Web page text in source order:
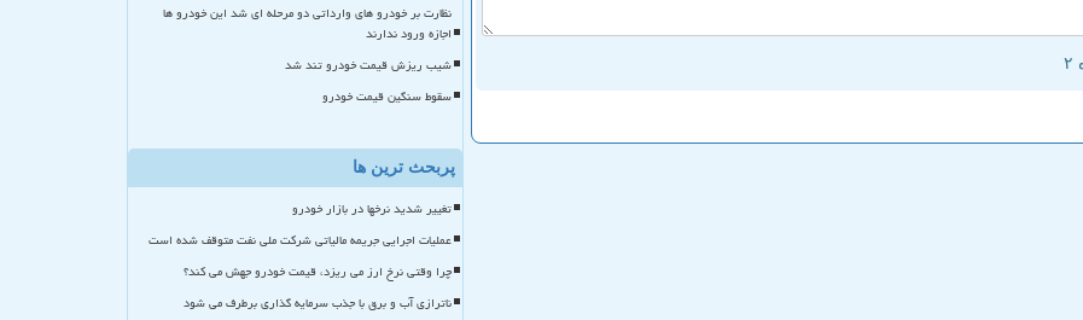
نظارت بر خودرو های وارداتی دو مرحله ای شد این خودرو ها
اجازه ورود ندارند
شیب ریزش قیمت خودرو تند شد
سقوط سنگین قیمت خودرو
پربحث ترین ها
تغییر شدید نرخها در بازار خودرو
عملیات اجرایی جریمه مالیاتی شرکت ملی نفت متوقف شده است
چرا وقتی نرخ ارز می ریزد، قیمت خودرو جهش می کند؟
ناترازی آب و برق با جذب سرمایه گذاری برطرف می شود